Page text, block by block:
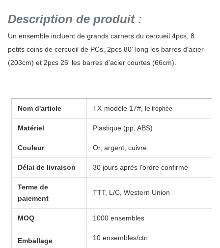
Description de produit :
Un ensemble incluent de grands carners du cercueil 4pcs, 8
petits coins de cercueil de PCs, 2pcs 80' long les barres d'acier
(203cm) et 2pcs 26' les barres d'acier courtes (66cm).
Nom d'article TX-modèle 17#, le trophée
Matériel Plastique (pp, ABS)
Couleur Or, argent, cuivre
Délai de livraison 30 jours après l'ordre confirmé
Terme de
paiement
TTT, L/C, Western Union
MOQ 1000 ensembles
Emballage 10 ensembles/ctn